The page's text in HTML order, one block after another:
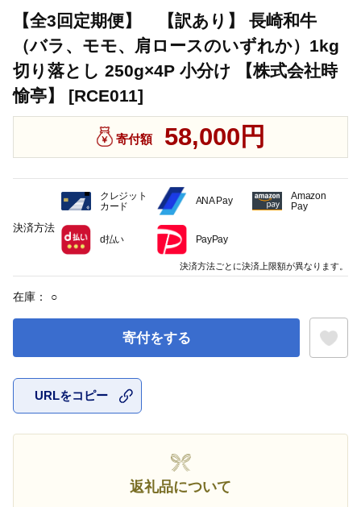
【全3回定期便】 【訳あり】 長崎和牛
（バラ、モモ、肩ロースのいずれか）1kg
切り落とし 250g×4P 小分け 【株式会社時
愉亭】 [RCE011]
寄付額 58,000円
在庫： ○
寄付をする
URLをコピー
返礼品について
決済方法
クレジット
カード
ANA Pay
Amazon
Pay
d払い PayPay
決済方法ごとに決済上限額が異なります。